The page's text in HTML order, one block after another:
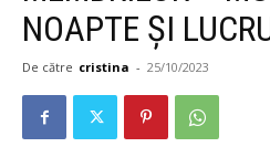
NOAPTE ȘI
De către cristina - 25/10/2023